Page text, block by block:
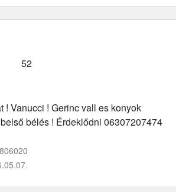
52
! Vanucci ! Gerinc vall es konyok
bélés ! Érdeklődni 06307207474